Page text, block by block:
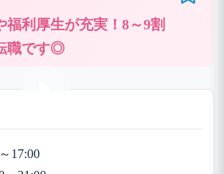
福利厚生が充実！8～9割
職です◎
17:00